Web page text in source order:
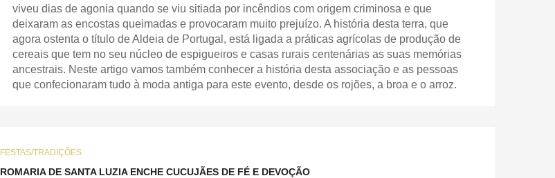
viveu dias de agonia quando se viu sitiada por incêndios com origem criminosa e que
deixaram as encostas queimadas e provocaram muito prejuízo. A história desta terra, que
agora ostenta o título de Aldeia de Portugal, está ligada a práticas agrícolas de produção de
cereais que tem no seu núcleo de espigueiros e casas rurais centenárias as suas memórias
ancestrais. Neste artigo vamos também conhecer a história desta associação e as pessoas
que confecionaram tudo à moda antiga para este evento, desde os rojões, a broa e o arroz.
FESTAS/TRADIÇÕES
ROMARIA DE SANTA LUZIA ENCHE CUCUJÃES DE FÉ E DEVOÇÃO